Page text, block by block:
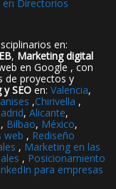
en Directorios
en:
, Marketing digital
en Google , con
de proyectos y
SEO en:Valencia,
,Chirivella ,
,Alicante,
, Bilbao, México,
web , Rediseño
, Marketing en las
, Posicionamiento
para empresas